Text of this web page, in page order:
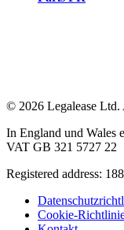
© 2026 Legalease Ltd.
In England und Wales
VAT GB 321 5727 22
Registered address:
Cookie-